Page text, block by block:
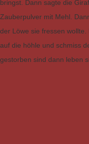
bringst. Dann sagte die
Zauberpulver mit Mehl.
der Löwe sie fressen
auf die höhle und schmiss
gestorben sind dann leben